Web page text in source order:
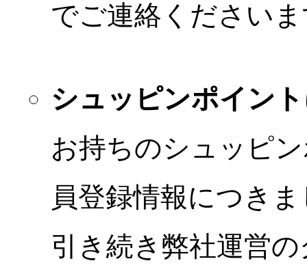
でご連絡ください
シュッピンポイン
お持ちのシュッピ
員登録情報につき
引き続き弊社運営